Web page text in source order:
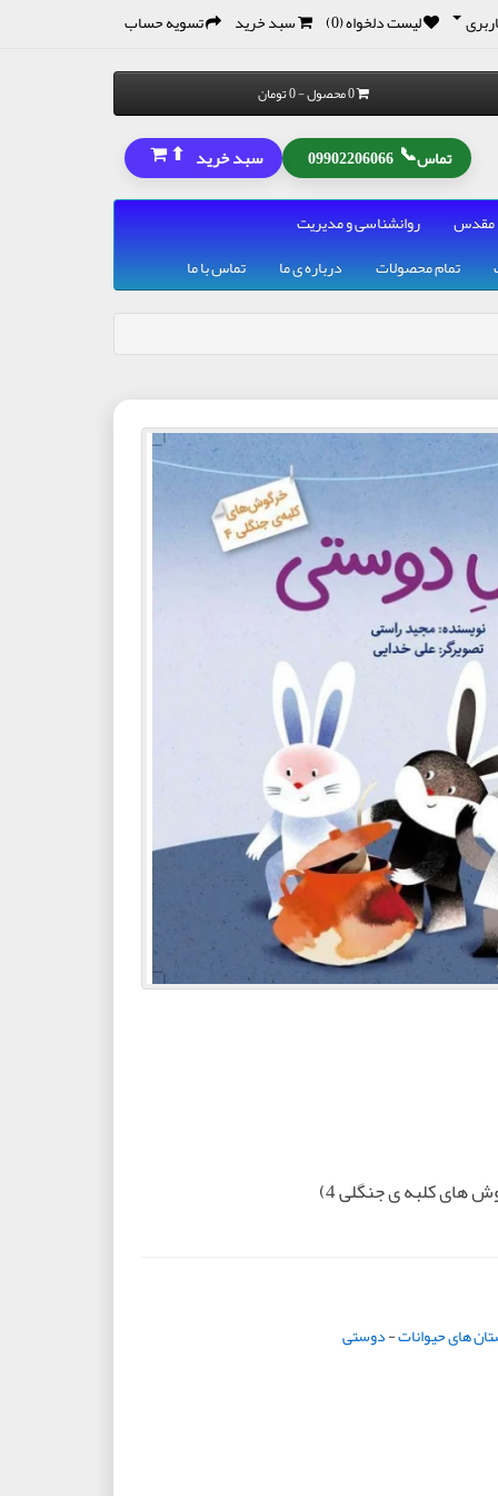
لیست دلخواه (0) سبد خرید تسویه حساب
0 محصول - 0 تومان
تماس📞
09902206066 سبد خرید ⬆
مقدس
روانشناسی و مدیریت
تمام محصولات درباره ی ما تماس با ما
کلبه ی جنگلی 4)
های حیوانات-دوستی